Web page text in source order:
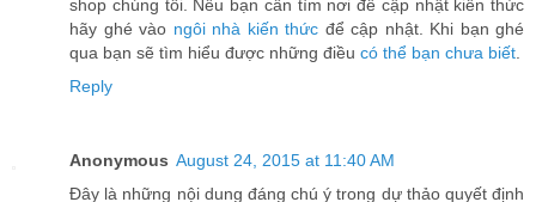
shop chúng tôi. Nếu bạn cần tìm nơi để cập nhật kiến thức
hãy ghé vào ngôi nhà kiến thức để cập nhật. Khi bạn ghé
qua bạn sẽ tìm hiểu được những điều có thể bạn chưa biết
Reply
Anonymous August 24, 2015 at 11:40 AM
Đây là những nội dung đáng chú ý trong dự thảo quyết định